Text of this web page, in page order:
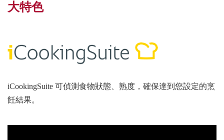
大特色
iCookingSuite 可偵測食物狀態、熟度，確保達到您設定的烹
飪結果。